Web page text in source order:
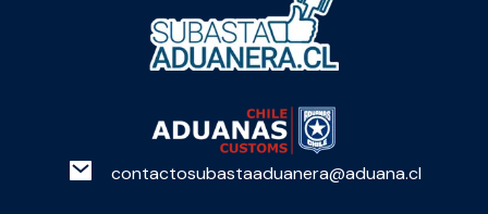
contactosubastaaduanera@aduana.cl